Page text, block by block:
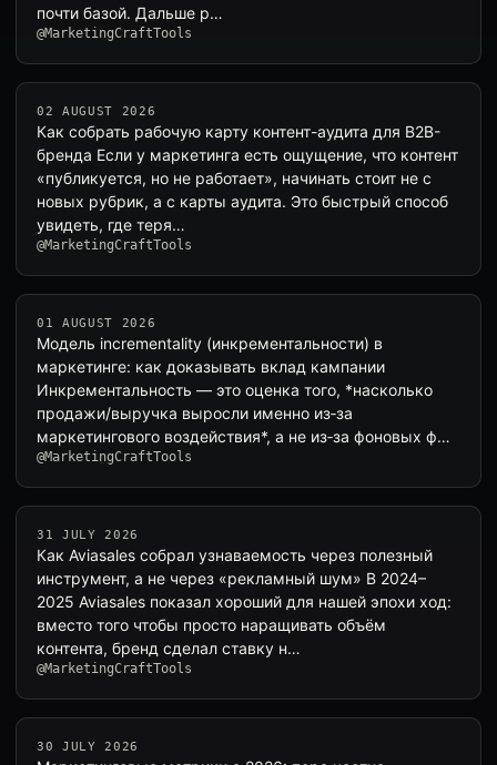
почти базой. Дальше р…
@MarketingCraftTools
02 AUGUST 2026
Как собрать рабочую карту контент-аудита для B2B-
бренда Если у маркетинга есть ощущение, что контент
«публикуется, но не работает», начинать стоит не с
новых рубрик, а с карты аудита. Это быстрый способ
увидеть, где теря…
@MarketingCraftTools
01 AUGUST 2026
Модель incrementality (инкрементальности) в
маркетинге: как доказывать вклад кампании
Инкрементальность — это оценка того, *насколько
продажи/выручка выросли именно из‑за
маркетингового воздействия*, а не из‑за фоновых ф…
@MarketingCraftTools
31 JULY 2026
Как Aviasales собрал узнаваемость через полезный
инструмент, а не через «рекламный шум» В 2024–
2025 Aviasales показал хороший для нашей эпохи ход:
вместо того чтобы просто наращивать объём
контента, бренд сделал ставку н…
@MarketingCraftTools
30 JULY 2026